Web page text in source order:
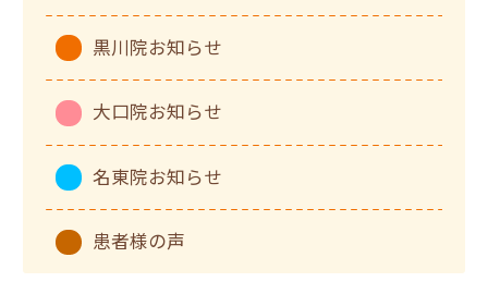
黒川院お知らせ
大口院お知らせ
名東院お知らせ
患者様の声